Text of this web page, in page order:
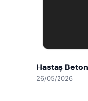
Hastaş Beton
26/05/2026